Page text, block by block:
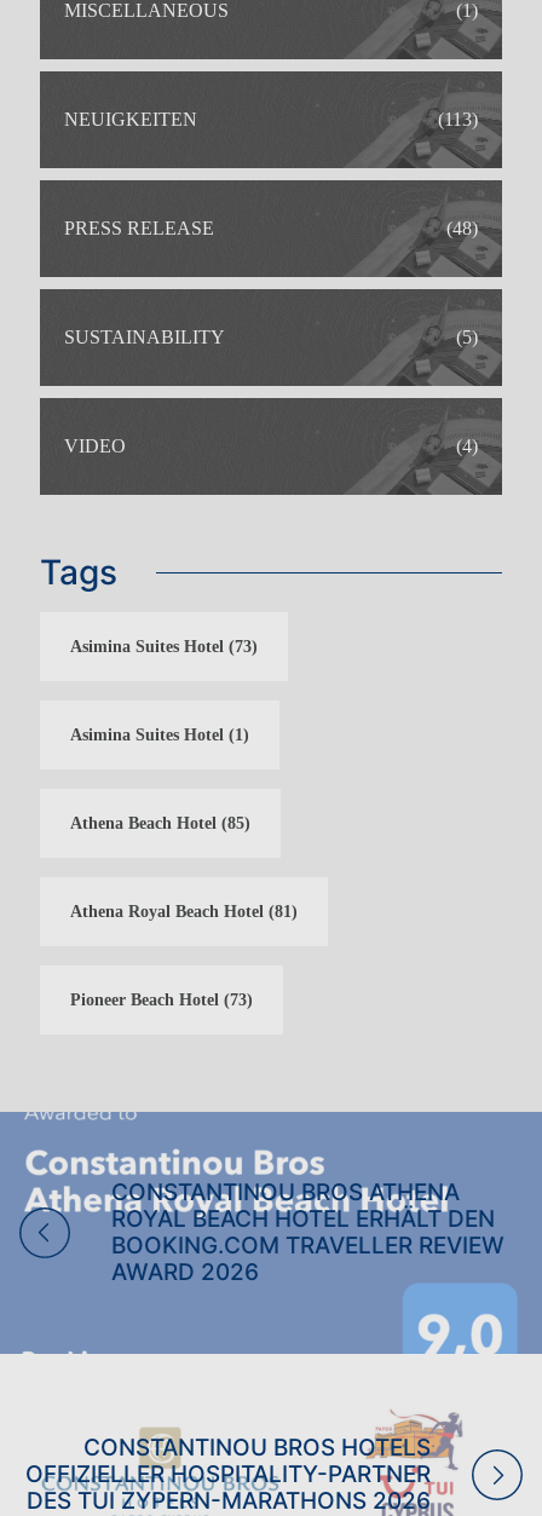
IDEAL FÜR
FAMILIENURLAUBE
BOWLING FERIEN
URLAUB NUR FÜR
ERWACHSENE
HOCHZEITEN
MISCELLANEOUS (1)
NEUIGKEITEN (113)
PRESS RELEASE (48)
SUSTAINABILITY (5)
VIDEO (4)
Tags
Asimina Suites Hotel (73)
Asimina Suites Hotel (1)
Athena Beach Hotel (85)
Athena Royal Beach Hotel (81)
Pioneer Beach Hotel (73)
CONSTANTINOU BROS ATHENA
ROYAL BEACH HOTEL ERHÄLT DEN
BOOKING.COM TRAVELLER REVIEW
AWARD 2026
CONSTANTINOU BROS HOTELS
OFFIZIELLER HOSPITALITY-PARTNER
DES TUI ZYPERN-MARATHONS 2026